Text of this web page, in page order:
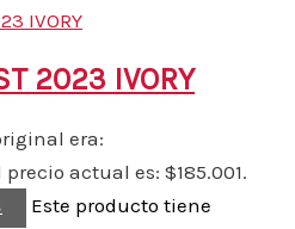
2023 IVORY
era:
precio actual es: $185.001.
Este producto tiene